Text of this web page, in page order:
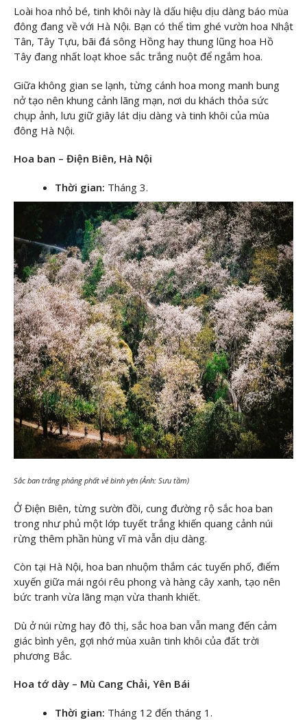
Loài hoa nhỏ bé, tinh khôi này là dấu hiệu dịu dàng báo mùa
đông đang về với Hà Nội. Bạn có thể tìm ghé vườn hoa Nhật
Tân, Tây Tựu, bãi đá sông Hồng hay thung lũng hoa Hồ
Tây đang nhất loạt khoe sắc trắng nuột để ngắm hoa.
Giữa không gian se lạnh, từng cánh hoa mong manh bung
nở tạo nên khung cảnh lãng mạn, nơi du khách thỏa sức
chụp ảnh, lưu giữ giây lát dịu dàng và tinh khôi của mùa
đông Hà Nội.
Hoa ban – Điện Biên, Hà Nội
Thời gian: Tháng 3.
Sắc ban trắng phảng phất vẻ bình yên (Ảnh: Sưu tầm)
Ở Điện Biên, từng sườn đồi, cung đường rộ sắc hoa ban
trong như phủ một lớp tuyết trắng khiến quang cảnh núi
rừng thêm phần hùng vĩ mà vẫn dịu dàng.
Còn tại Hà Nội, hoa ban nhuộm thắm các tuyến phố, điểm
xuyến giữa mái ngói rêu phong và hàng cây xanh, tạo nên
bức tranh vừa lãng mạn vừa thanh khiết.
Dù ở núi rừng hay đô thị, sắc hoa ban vẫn mang đến cảm
giác bình yên, gợi nhớ mùa xuân tinh khôi của đất trời
phương Bắc.
Hoa tớ dày – Mù Cang Chải, Yên Bái
Thời gian: Tháng 12 đến tháng 1.